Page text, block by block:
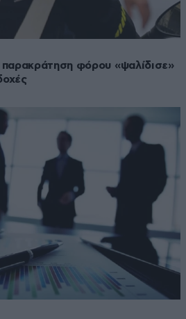
φόρου «ψαλίδισε»